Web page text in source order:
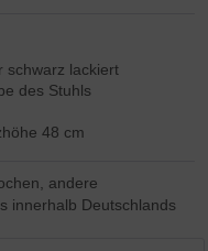
schwarz lackiert
des Stuhls
48 cm
andere
innerhalb Deutschlands